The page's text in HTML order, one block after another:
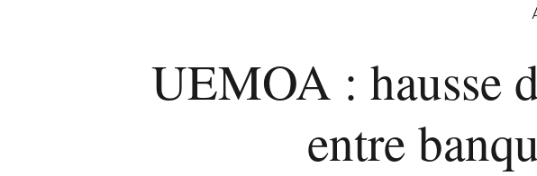
UEMOA : hausse
entre